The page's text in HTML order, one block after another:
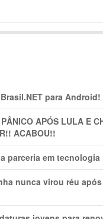
para Android!
APÓS LULA E
ACABOU!!
parceria em
nunca virou réu